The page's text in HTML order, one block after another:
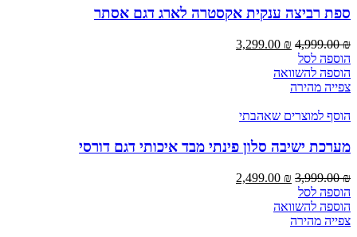
ספת רביצה ענקית אקסטרה לארג דגם אסתר
4,999.00₪
3,299.00 ₪
הוספה לסל
הוספה להשוואה
צפייה מהירה
הוסף למוצרים שאהבתי
מערכת ישיבה סלון פינתי מבד איכותי דגם דורסי
3,999.00₪
2,499.00 ₪
הוספה לסל
הוספה להשוואה
צפייה מהירה